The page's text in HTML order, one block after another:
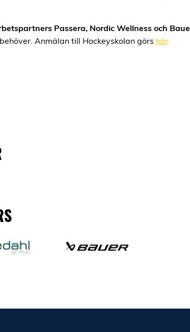
Passera, Nordic Wellness och
Anmälan till Hockeyskolan görs här